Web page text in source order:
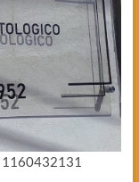
1160432131